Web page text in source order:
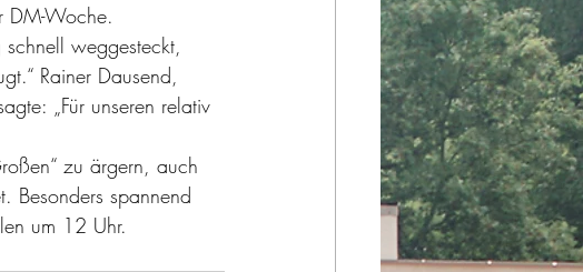
DM-Woche.
weggesteckt,
Rainer Dausend,
„Für unseren relativ
zu ärgern, auch
Besonders spannend
um 12 Uhr.